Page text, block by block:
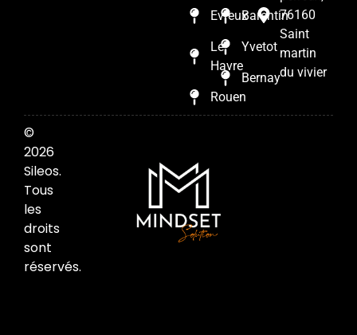
Evreux
Le
Havre
Rouen
Barentin
Yvetot
Bernay
76160
Saint
martin
du vivier
©
2026
Sileos.
Tous
les
droits
sont
réservés.